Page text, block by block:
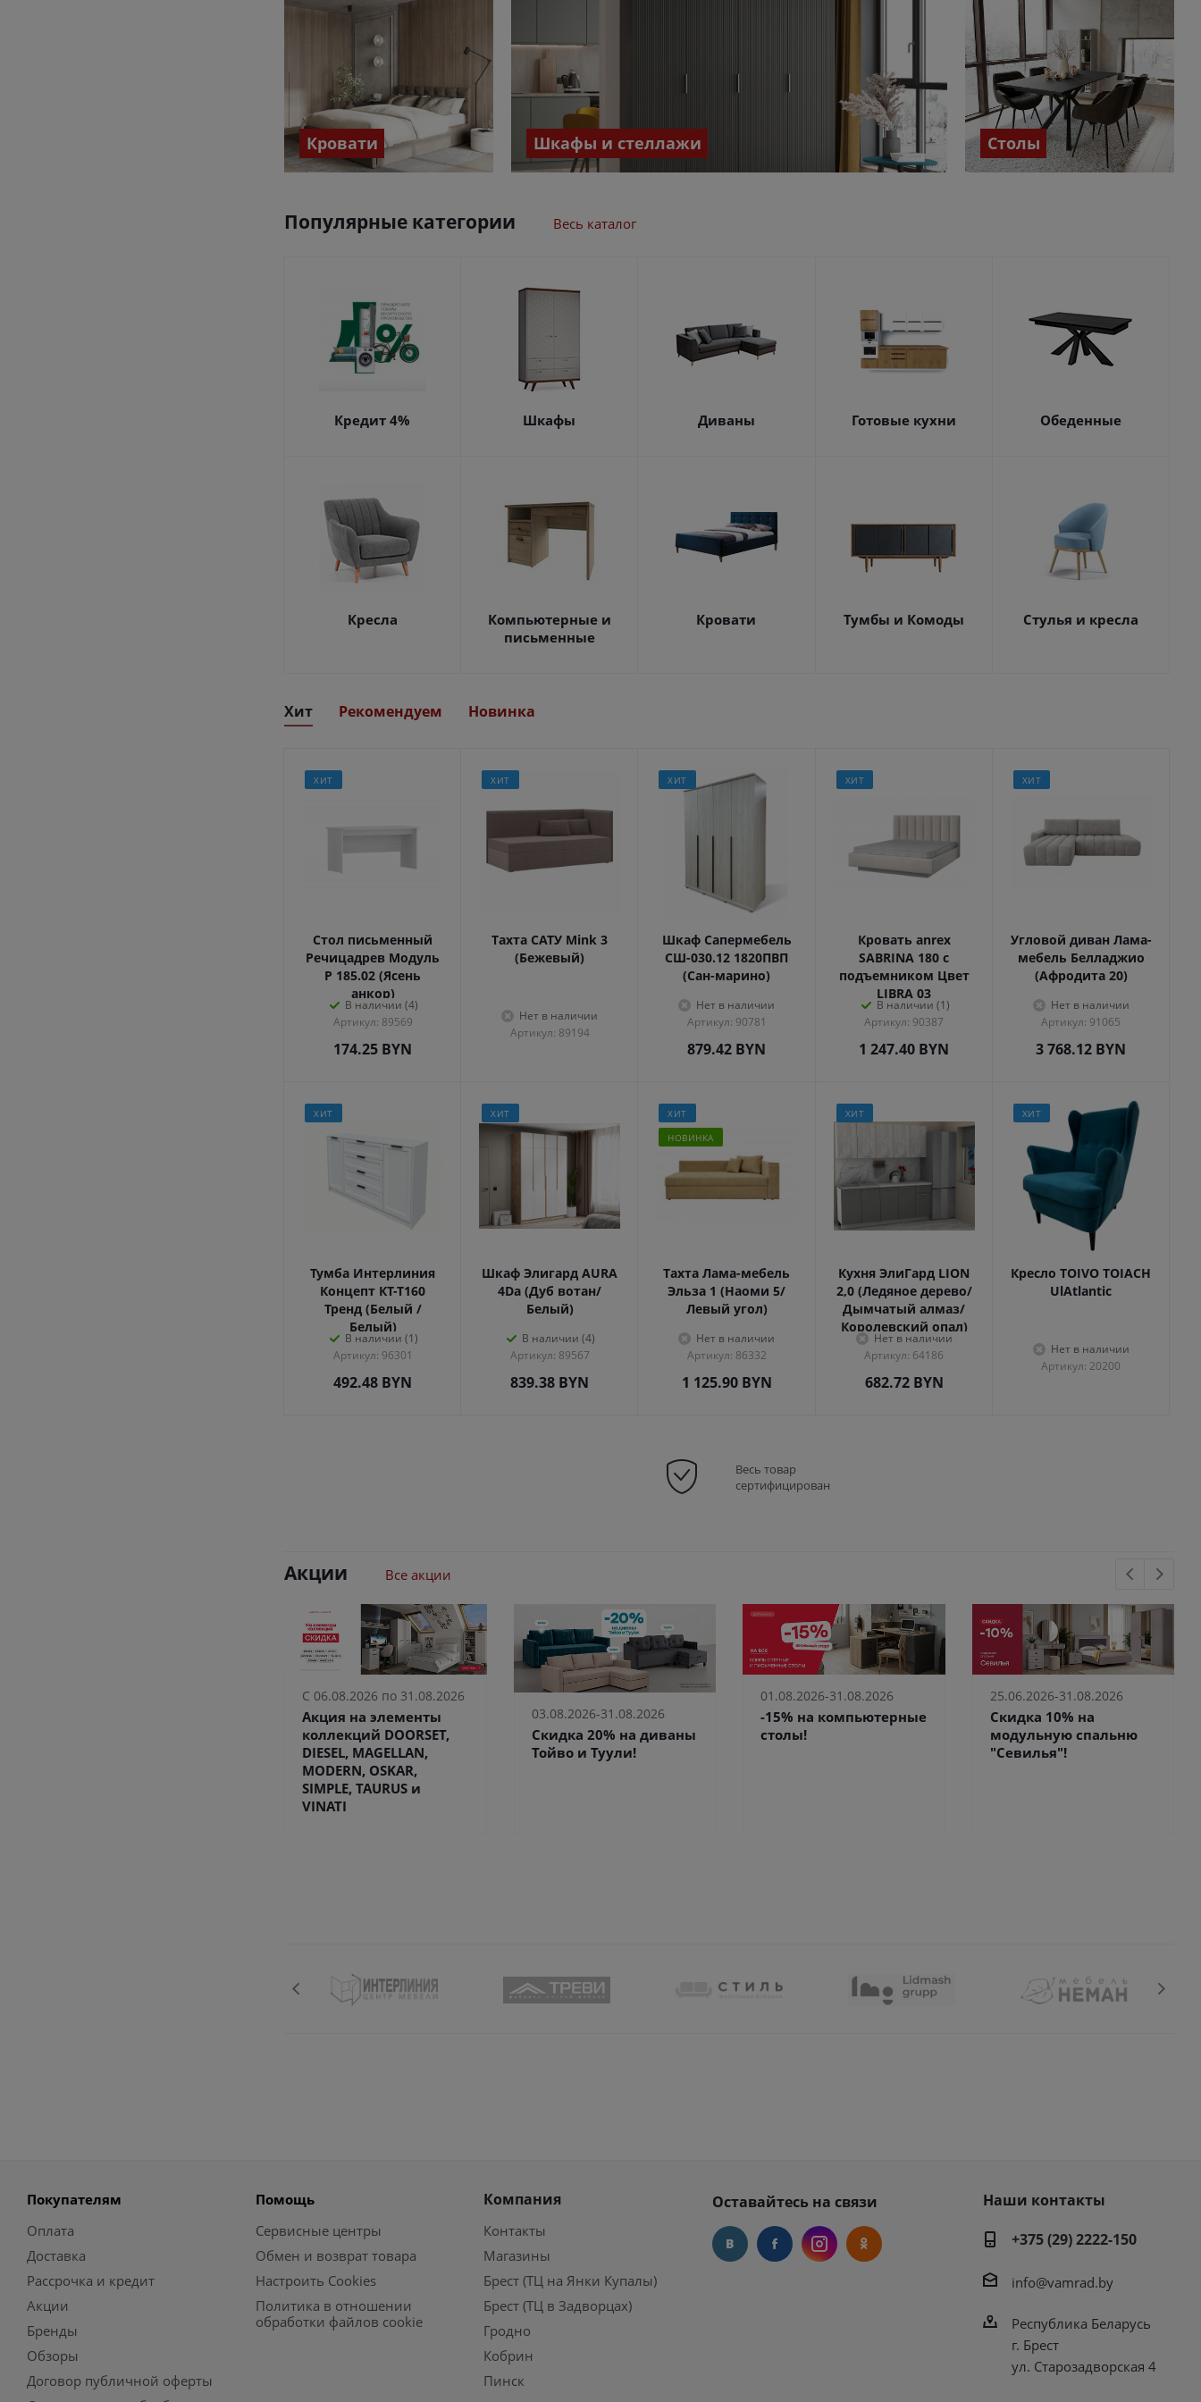
Кровати Шкафы и стеллажи Столы
Популярные категории Весь каталог
Кредит 4% Шкафы Диваны Готовые кухни Обеденные
Кресла
Компьютерные и
письменные
Кровати Тумбы и Комоды Стулья и кресла
Хит Рекомендуем Новинка
ХИТ
Стол письменный
Речицадрев Модуль
Р 185.02 (Ясень
анкор)
В наличии (4)
Артикул: 89569
174.25 BYN
ХИТ
Тахта САТУ Mink 3
(Бежевый)
Нет в наличии
Артикул: 89194
ХИТ
Шкаф Сапермебель
СШ-030.12 1820ПВП
(Сан-марино)
Нет в наличии
Артикул: 90781
879.42 BYN
ХИТ
Кровать anrex
SABRINA 180 с
подъемником Цвет
LIBRA 03
В наличии (1)
Артикул: 90387
1 247.40 BYN
ХИТ
Угловой диван Лама-
мебель Белладжио
(Афродита 20)
Нет в наличии
Артикул: 91065
3 768.12 BYN
ХИТ
Тумба Интерлиния
Концепт КТ-Т160
Тренд (Белый /
Белый)
В наличии (1)
Артикул: 96301
492.48 BYN
ХИТ
Шкаф Элигард AURA
4Dа (Дуб вотан/
Белый)
В наличии (4)
Артикул: 89567
839.38 BYN
ХИТ
НОВИНКА
Тахта Лама-мебель
Эльза 1 (Наоми 5/
Левый угол)
Нет в наличии
Артикул: 86332
1 125.90BYN
ХИТ
Кухня ЭлиГард LION
2,0 (Ледяное дерево/
Дымчатый алмаз/
Королевский опал)
Нет в наличии
Артикул: 64186
682.72BYN
ХИТ
Кресло TOIVO TOIACH
UlAtlantic
Нет в наличии
Артикул: 20200
Весь товар
сертифицирован
Акции Все акции
С 06.08.2026 по 31.08.2026
Акция на элементы
коллекций DOORSET,
DIESEL, MAGELLAN,
MODERN, OSKAR,
SIMPLE, TAURUS и
VINATI
03.08.2026-31.08.2026
Скидка 20% на диваны
Тойво и Туули!
01.08.2026-31.08.2026
-15% на компьютерные
столы!
25.06.2026-31.08.2026
Скидка 10% на
модульную спальню
"Севилья"!
Покупателям
Оплата
Доставка
Рассрочка и кредит
Акции
Бренды
Обзоры
Договор публичной оферты
Помощь
Сервисные центры
Обмен и возврат товара
Настроить Cookies
Политика в отношении
обработки файлов cookie
Компания
Контакты
Магазины
Брест (ТЦ на Янки Купалы)
Брест (ТЦ в Задворцах)
Гродно
Кобрин
Пинск
Оставайтесь на связи
Наши контакты
+375 (29) 2222-150
info@vamrad.by
Республика Беларусь
г. Брест
ул. Старозадворская 4